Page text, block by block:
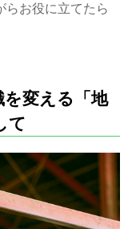
らお役に立てたら
を変える「地
て